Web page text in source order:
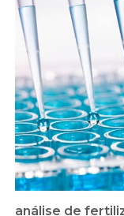
análise de